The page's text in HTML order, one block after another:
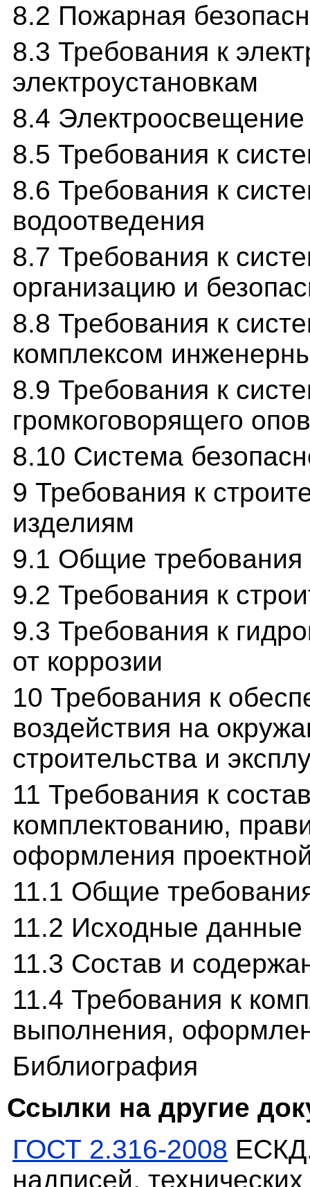
8.2 Пожарная
8.3 Требования к
электроустановкам
8.4 Электроосвещение
8.5 Требования к
8.6 Требования к
водоотведения
8.7 Требования к
организацию и
8.8 Требования к
комплексом
8.9 Требования к
громкоговорящего
8.10 Система
9 Требования к
изделиям
9.1 Общие требования
9.2 Требования к
9.3 Требования к
от коррозии
10 Требования к
воздействия на
строительства и
11 Требования к
комплектованию,
оформления
11.1 Общие
11.2 Исходные данные
11.3 Состав и
11.4 Требования к
выполнения,
Библиография
Ссылки на другие
ГОСТ 2.316-2008
надписей,